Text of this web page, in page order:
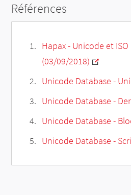
Références
Hapax - Unicode et
(03/09/2018)
Unicode Database -
Unicode Database -
Unicode Database -
Unicode Database -